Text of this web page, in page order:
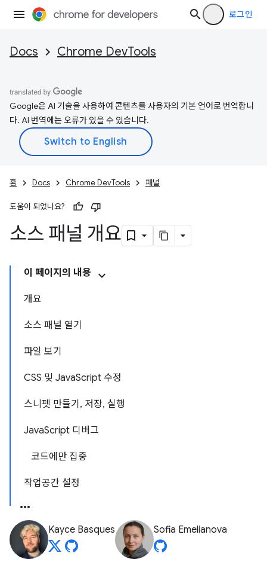
로그인
Docs Chrome DevTools
Google은 AI 기술을 사용하여 콘텐츠를 사용자의 기본 언어로 번역합니
다. AI 번역에는 오류가 있을 수 있습니다.
홈 Docs Chrome DevTools 패널
도움이 되었나요?
소스 패널 개요
이 페이지의 내용
개요
소스 패널 열기
파일 보기
CSS 및 JavaScript 수정
스니펫 만들기, 저장, 실행
JavaScript 디버그
코드에만 집중
작업공간 설정
Kayce Basques Sofia Emelianova